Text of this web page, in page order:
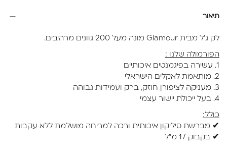
תיאור
לק ג'ל מבית Glamour מונה מעל 200 גוונים מרהיבים.
הפורמולה שלנו :
1. עשירה בפיגמנטים איכותיים
2. מותאמת לאקלים הישראלי
3. מעניקה לציפורן חוזק, ברק ועמידות גבוהה
4. בעל ייכולת יישור עצמי
כולל:
✔ מברשת סיליקון איכותית ורכה למריחה מושלמת ללא עקבות
✔ בקבוק 17 מ"ל